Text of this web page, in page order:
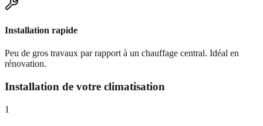
Installation rapide
Peu de gros travaux par rapport à un chauffage central. Idéal en
rénovation.
Installation de votre climatisation
1